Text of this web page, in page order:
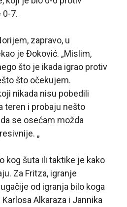
0-7.
zapravo, u
je Đoković. „Mislim,
što je ikada igrao protiv
što očekujem.
nikada nisu pobedili
teren i probaju nešto
se osećam možda
„
kog šuta ili taktike je kako
Za Fritza, igranje
od igranja bilo koga
Alkaraza i Jannika